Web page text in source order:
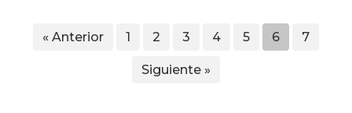
« Anterior 1 2 3 4 5 6 7
Siguiente »